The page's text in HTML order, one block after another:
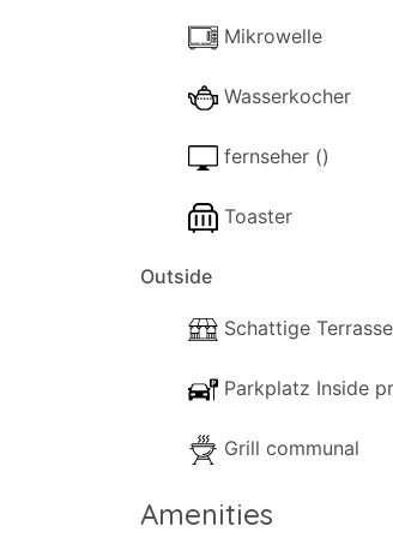
Pflege. Ein
Die Wohnung bietet
gleichzeitig in der Nähe
Mikrowelle
Wasserkocher
fernseher ()
Toaster
Outside
Schattige
Parkplatz Inside
Grill communal
Amenities